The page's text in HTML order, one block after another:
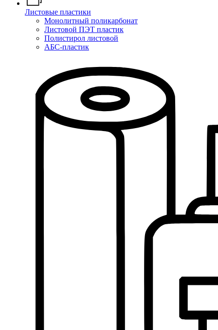
Листовые пластики
Монолитный поликарбонат
Листовой ПЭТ пластик
Полистирол листовой
АБС-пластик